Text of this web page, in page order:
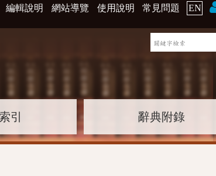
編輯說明 網站導覽 使用說明 常見問題 EN
引 辭典附錄